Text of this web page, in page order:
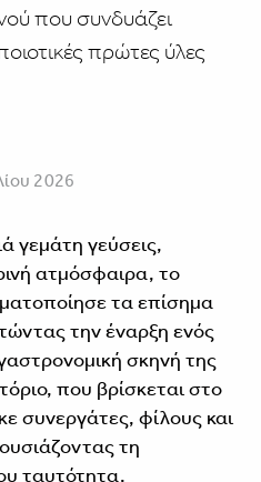
που συνδυάζει
πρώτες ύλες
2026
γεμάτη γεύσεις,
ατμόσφαιρα, το
τα επίσημα
την έναρξη ενός
σκηνή της
που βρίσκεται στο
συνεργάτες, φίλους και
τη
ταυτότητα.